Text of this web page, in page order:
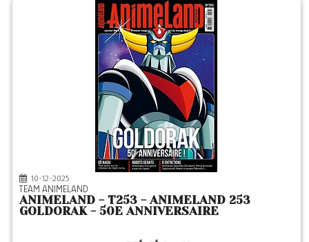
10-12-2025
TEAM ANIMELAND
ANIMELAND - T253 - ANIMELAND 253
GOLDORAK - 50E ANNIVERSAIRE